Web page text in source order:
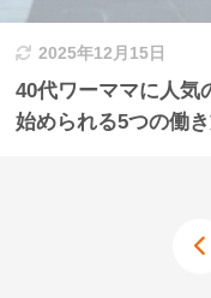
2025年12月15日
40代ワーママに人気
始められる5つの働